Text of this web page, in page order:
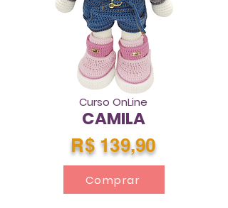
Curso OnLine
CAMILA
R$ 139,90
Comprar